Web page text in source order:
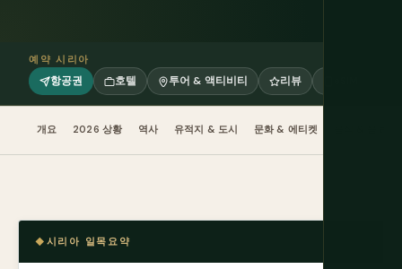
예약 시리아
항공권 호텔 투어 & 액티비티 리뷰
개요 2026 상황 역사 유적지 & 도시 문화 & 에티켓
시리아 일목요약